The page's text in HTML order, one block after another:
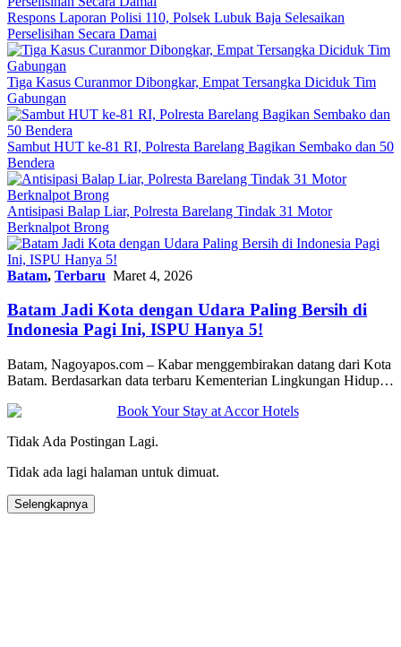
Respons Laporan Polisi 110, Polsek Lubuk Baja Selesaikan
Perselisihan Secara Damai
Tiga Kasus Curanmor Dibongkar, Empat Tersangka Diciduk Tim
Gabungan
Sambut HUT ke-81 RI, Polresta Barelang Bagikan Sembako dan 50
Bendera
Antisipasi Balap Liar, Polresta Barelang Tindak 31 Motor
Berknalpot Brong
Batam, Terbaru Maret 4, 2026
Batam Jadi Kota dengan Udara Paling Bersih di
Indonesia Pagi Ini, ISPU Hanya 5!
Batam, Nagoyapos.com – Kabar menggembirakan datang dari Kota
Batam. Berdasarkan data terbaru Kementerian Lingkungan Hidup…
Tidak Ada Postingan Lagi.
Tidak ada lagi halaman untuk dimuat.
Selengkapnya